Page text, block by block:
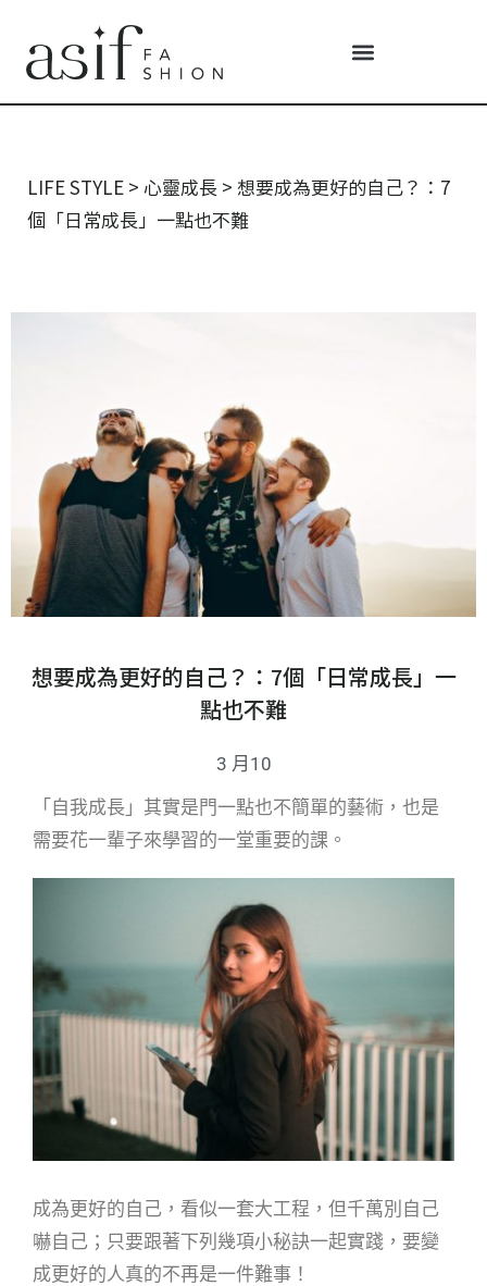
LIFE STYLE > 心靈成長 > 想要成為更好的自己？：7
個「日常成長」一點也不難
想要成為更好的自己？：7個「日常成長」一
點也不難
3 月10
「自我成長」其實是門一點也不簡單的藝術，也是
需要花一輩子來學習的一堂重要的課。
成為更好的自己，看似一套大工程，但千萬別自己
嚇自己；只要跟著下列幾項小秘訣一起實踐，要變
成更好的人真的不再是一件難事！